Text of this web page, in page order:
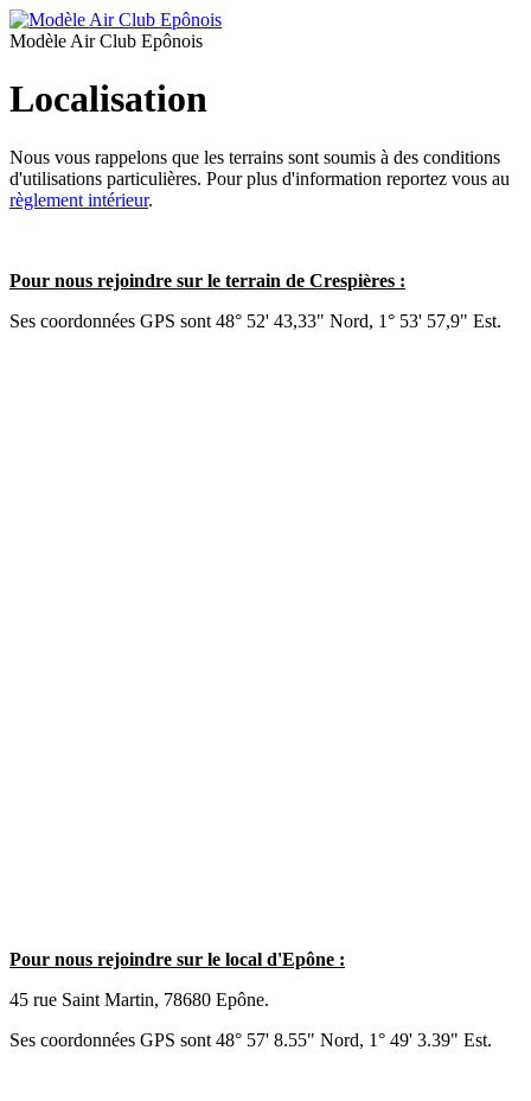
Modèle Air Club Epônois
Localisation
Nous vous rappelons que les terrains sont soumis à des conditions
d'utilisations particulières. Pour plus d'information reportez vous au
règlement intérieur.
Pour nous rejoindre sur le terrain de Crespières :
Ses coordonnées GPS sont 48° 52' 43,33" Nord, 1° 53' 57,9" Est.
Pour nous rejoindre sur le local d'Epône :
45 rue Saint Martin, 78680 Epône.
Ses coordonnées GPS sont 48° 57' 8.55" Nord, 1° 49' 3.39" Est.